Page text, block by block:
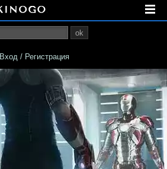
ok
Вход / Регистрация